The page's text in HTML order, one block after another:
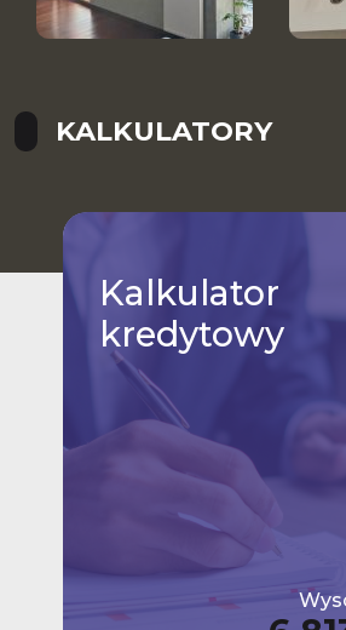
KALKULATORY
Kalkulator
kredytowy